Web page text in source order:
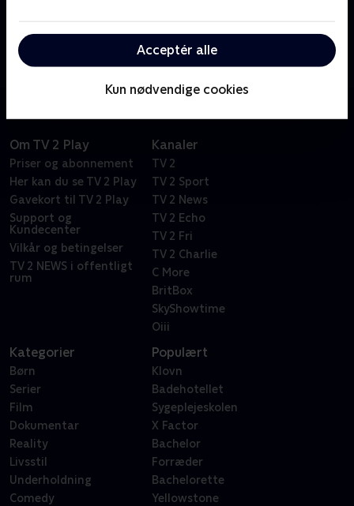
Acceptér alle
Kun nødvendige cookies
Fire singlefyre får en unik mulighed for at date en
flok bypiger i håbet om at finde den eneste ene.
Om TV 2 Play
Priser og abonnement
Her kan du se TV 2 Play
Gavekort til TV 2 Play
Support og
Kundecenter
Vilkår og betingelser
TV 2 NEWS i offentligt
rum
Kanaler
TV 2
TV 2 Sport
TV 2 News
TV 2 Echo
TV 2 Fri
TV 2 Charlie
C More
BritBox
SkyShowtime
Oiii
Kategorier
Børn
Serier
Film
Dokumentar
Reality
Livsstil
Underholdning
Comedy
Populært
Klovn
Badehotellet
Sygeplejeskolen
X Factor
Bachelor
Forræder
Bachelorette
Yellowstone